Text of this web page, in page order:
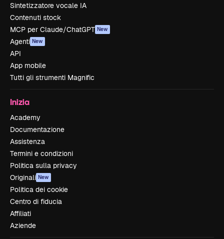
Sintetizzatore vocale IA
Contenuti stock
MCP per Claude/ChatGPT New
Agenti New
API
App mobile
Tutti gli strumenti Magnific
Inizia
Academy
Documentazione
Assistenza
Termini e condizioni
Politica sulla privacy
Originali New
Politica dei cookie
Centro di fiducia
Affiliati
Aziende